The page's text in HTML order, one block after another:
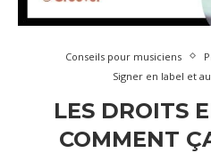
Conseils pour musiciens
Signer en label et
LES DROITS
COMMENT